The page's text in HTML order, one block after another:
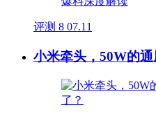
评测 8 07.11
小米牵头，50W的